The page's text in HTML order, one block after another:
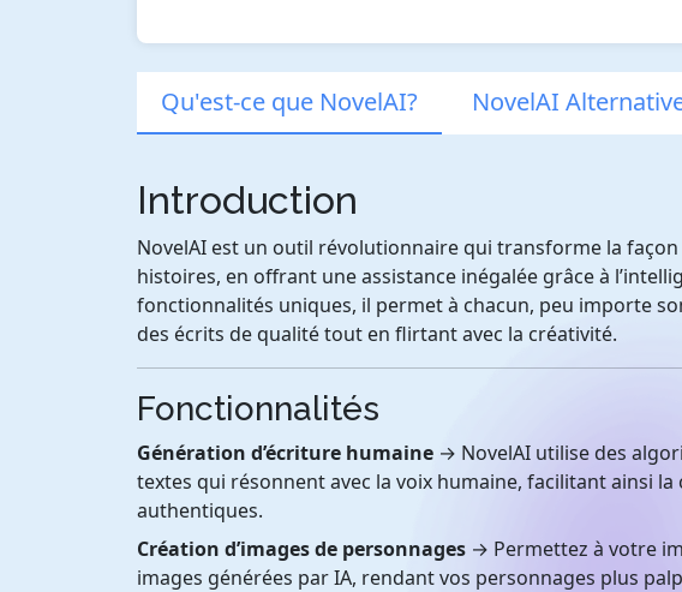
Qu'est-ce que NovelAI? NovelAI
Introduction
NovelAI est un outil révolutionnaire qui transforme la
histoires, en offrant une assistance inégalée grâce à
fonctionnalités uniques, il permet à chacun, peu importe
des écrits de qualité tout en flirtant avec la créativité.
Fonctionnalités
Génération d’écriture humaine → NovelAI utilise des
textes qui résonnent avec la voix humaine, facilitant ainsi
authentiques.
Création d’images de personnages → Permettez à votre
images générées par IA, rendant vos personnages plus